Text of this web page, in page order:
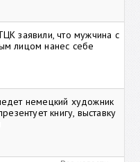
заявили, что мужчина с
лицом нанес себе
немецкий художник
книгу, выставку